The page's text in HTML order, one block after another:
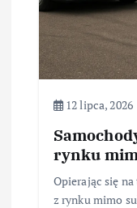
12 lipca, 2026
rynku
Opierając się
z rynku mimo